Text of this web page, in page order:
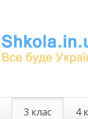
3 клас 4